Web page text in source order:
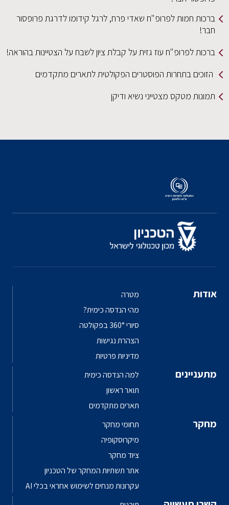
ברכות חמות לפרופ"ח שאדי פרח, לרגל קידומו לדרגת פרופסור
חבר!
ברכות לפרופ"ח עוז גזית על קבלת ציון לשבח על הצטיינות בהוראה!
הזוכים בתחרות הפוסטרים הפקולטית לתארים מתקדמים
תמונות מטקס מצטייני נשיא ודיקן
אודות
מטרה
מהי הנדסה כימית?
סיורי 360° בפקולטה
הצהרת נגישות
מדיניות פרטיות
מתעניינים
למה הנדסה כימית
תואר ראשון
תארים מתקדמים
מחקר
תחומי מחקר
מיקרוסקופיה
ציוד מחקר
אתר תשתיות המחקר של הטכניון
עקרונות מנחים לשימוש אחראי בכלי AI